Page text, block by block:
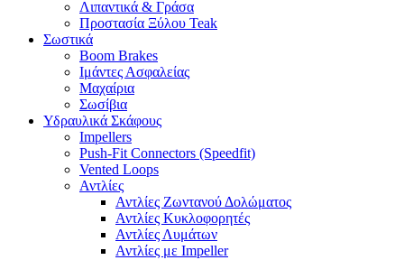
Λιπαντικά & Γράσα
Προστασία Ξύλου Teak
Σωστικά
Boom Brakes
Ιμάντες Ασφαλείας
Μαχαίρια
Σωσίβια
Υδραυλικά Σκάφους
Impellers
Push-Fit Connectors (Speedfit)
Vented Loops
Αντλίες
Αντλίες Ζωντανού Δολώματος
Αντλίες Κυκλοφορητές
Αντλίες Λυμάτων
Αντλίες με Impeller